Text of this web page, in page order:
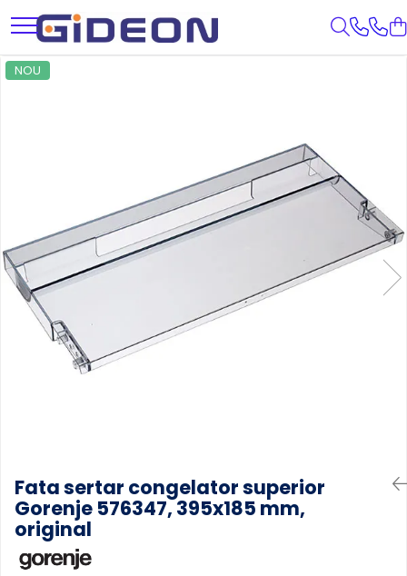
Toate Produsele
Cuptoare cu microunde
Hote
Plite
Accesorii si Piese Electrocasnice
Accesorii Piese Hote
Accesorii Piese Frigidere
Accesorii Piese Plite Aragazuri
Accesorii Piese Cuptoare
Accesorii Piese Cuptoare
Microunde
Fata sertar congelator superior
Gorenje 576347, 395x185 mm,
original
NOU